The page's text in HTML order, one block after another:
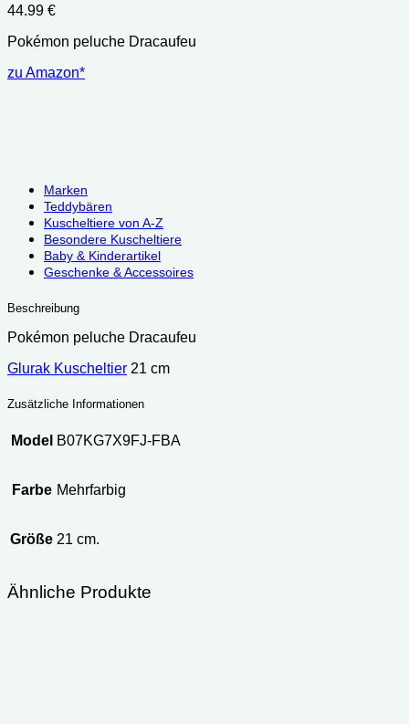
44.99 €
Pokémon peluche Dracaufeu
zu Amazon*
Marken
Teddybären
Kuscheltiere von A-Z
Besondere Kuscheltiere
Baby & Kinderartikel
Geschenke & Accessoires
Beschreibung
Pokémon peluche Dracaufeu
Glurak Kuscheltier 21 cm
Zusätzliche Informationen
Model B07KG7X9FJ-FBA
Farbe Mehrfarbig
Größe 21 cm.
Ähnliche Produkte